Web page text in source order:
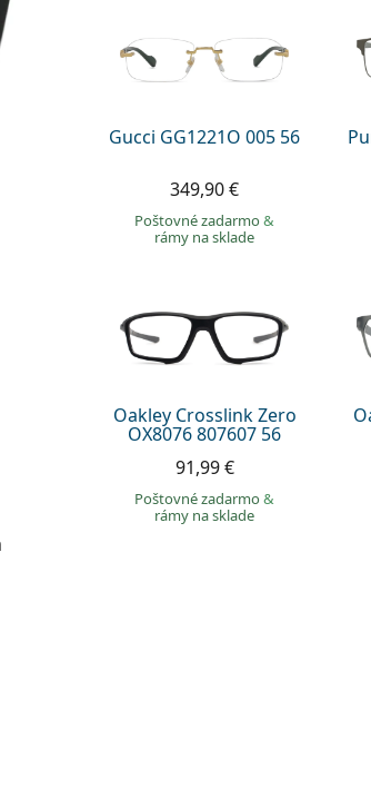
Gucci GG1221O 005 56
349,90 €
Poštovné zadarmo&
rámy na sklade
Oakley Crosslink Zero
OX8076 807607 56
91,99 €
Poštovné zadarmo&
rámy na sklade